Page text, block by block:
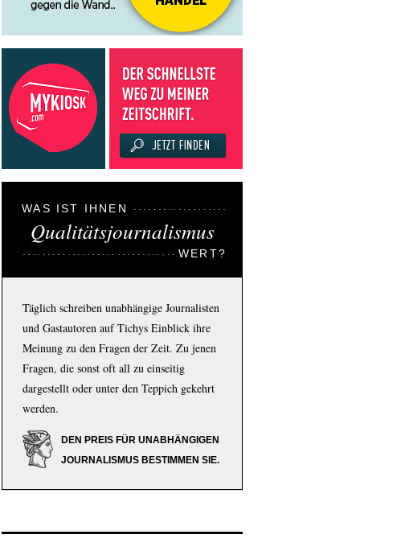
WAS IST IHNEN
Qualitätsjournalismus
WERT?
Täglich schreiben unabhängige Journalisten
und Gastautoren auf Tichys Einblick ihre
Meinung zu den Fragen der Zeit. Zu jenen
Fragen, die sonst oft all zu einseitig
dargestellt oder unter den Teppich gekehrt
werden.
DEN PREIS FÜR UNABHÄNGIGEN
JOURNALISMUS BESTIMMEN SIE.